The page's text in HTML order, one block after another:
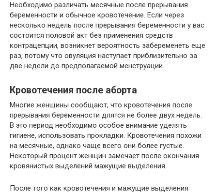
Необходимо различать месячные после прерывания
беременности и обычное кровотечение. Если через
несколько недель после прерывания беременности у вас
состоится половой акт без применения средств
контрацепции, возникнет вероятность забеременеть еще
раз, потому что овуляция наступает приблизительно за
две недели до предполагаемой менструации.
Кровотечения после аборта
Многие женщины сообщают, что кровотечения после
прерывания беременности длятся не более двух недель.
В это период необходимо особое внимание уделять
гигиене, использовать прокладки. Кровотечения похожи
на месячные, однако чаще всего они более густые.
Некоторый процент женщин замечает после окончания
кровянистых выделений мажущие выделения.
После того как кровотечения и мажущие выделения